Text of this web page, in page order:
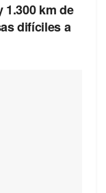
1.300 km de
difíciles a